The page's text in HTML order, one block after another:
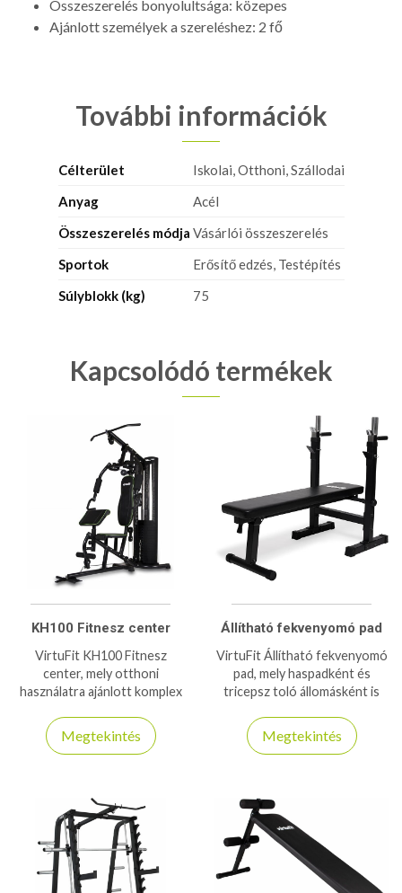
Összeszerelés bonyolultsága: közepes
Ajánlott személyek a szereléshez: 2 fő
További információk
Célterület
Iskolai, Otthoni, Szállodai
Anyag
Acél
Összeszerelés módja Vásárlói összeszerelés
Sportok
Erősítő edzés, Testépítés
Súlyblokk (kg)
75
Kapcsolódó termékek
KH100 Fitnesz center
VirtuFit KH100 Fitnesz
center, mely otthoni
használatra ajánlott komplex
teherbírással és közel 70kg
lapsúllyal
Megtekintés
Állítható fekvenyomó pad
VirtuFit Állítható fekvenyomó
pad, mely haspadként és
tricepsz toló állomásként is
teherbírással bír!
Megtekintés